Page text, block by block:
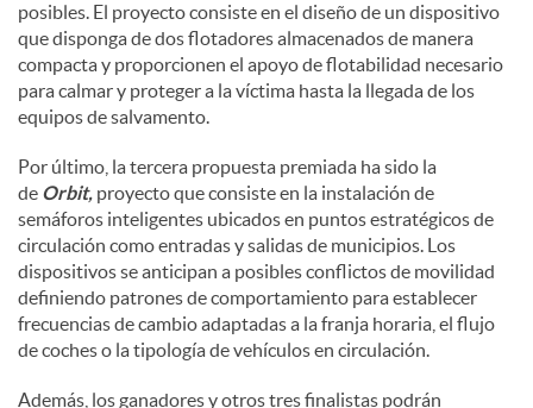
posibles. El proyecto consiste en el diseño de un dispositivo
que disponga de dos flotadores almacenados de manera
compacta y proporcionen el apoyo de flotabilidad necesario
para calmar y proteger a la víctima hasta la llegada de los
equipos de salvamento.
Por último, la tercera propuesta premiada ha sido la
de Orbit, proyecto que consiste en la instalación de
semáforos inteligentes ubicados en puntos estratégicos de
circulación como entradas y salidas de municipios. Los
dispositivos se anticipan a posibles conflictos de movilidad
definiendo patrones de comportamiento para establecer
frecuencias de cambio adaptadas a la franja horaria, el flujo
de coches o la tipología de vehículos en circulación.
Además, los ganadores y otros tres finalistas podrán